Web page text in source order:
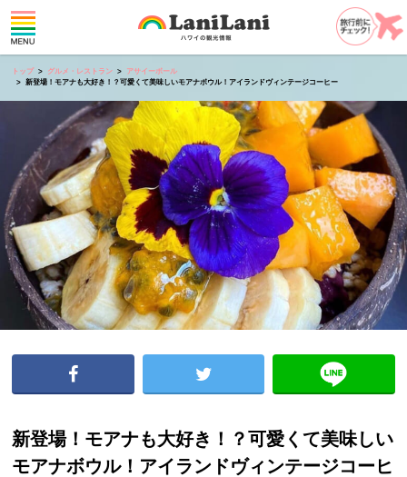
トップ グルメ・レストラン
アサイーボール
新登場！モアナも大好き！？可愛くて美味しいモアナボウル！アイランドヴィンテージコーヒー
新登場！モアナも大好き！？可愛くて美味しい
モアナボウル！アイランドヴィンテージコーヒ